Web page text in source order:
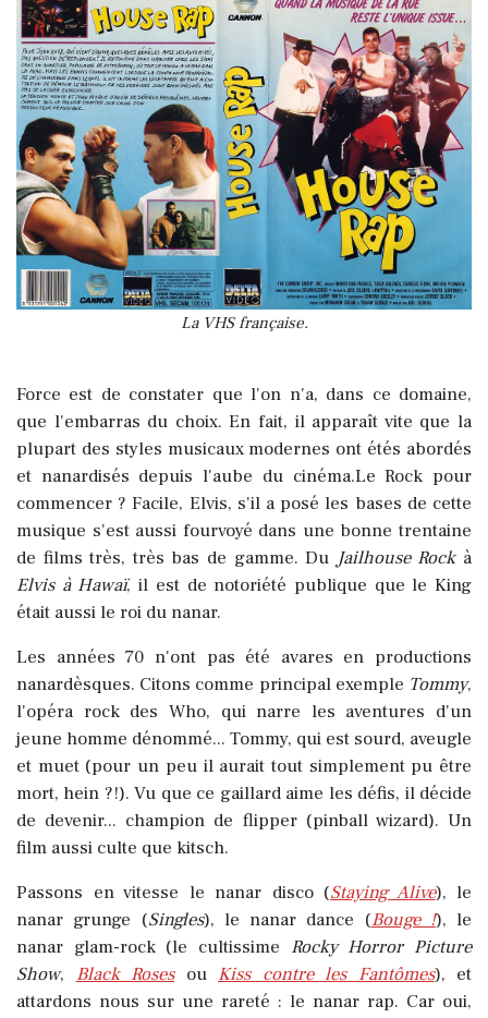
La VHS française.
Force est de constater que l'on n'a, dans ce domaine,
que l'embarras du choix. En fait, il apparaît vite que la
plupart des styles musicaux modernes ont étés abordés
et nanardisés depuis l'aube du cinéma.Le Rock pour
commencer ? Facile, Elvis, s'il a posé les bases de cette
musique s'est aussi fourvoyé dans une bonne trentaine
de films très, très bas de gamme. Du Jailhouse Rockà
Elvis à Hawaï, il est de notoriété publique que le King
était aussi le roi du nanar.
Les années 70 n'ont pas été avares en productions
nanardèsques. Citons comme principal exemple Tommy,
l'opéra rock des Who, qui narre les aventures d'un
jeune homme dénommé... Tommy, qui est sourd, aveugle
et muet (pour un peu il aurait tout simplement pu être
mort, hein ?!). Vu que ce gaillard aime les défis, il décide
de devenir... champion de flipper (pinball wizard). Un
film aussi culte que kitsch.
Passons en vitesse le nanar disco (Staying Alive), le
nanar grunge (Singles), le nanar dance (Bouge !), le
nanar glam-rock (le cultissime Rocky Horror Picture
Show, Black Rosesou Kiss contre les Fantômes), et
attardons nous sur une rareté : le nanar rap. Car oui,